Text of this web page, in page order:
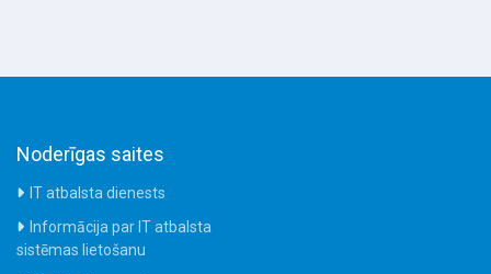
Noderīgas saites
IT atbalsta dienests
Informācija par IT atbalsta
sistēmas lietošanu